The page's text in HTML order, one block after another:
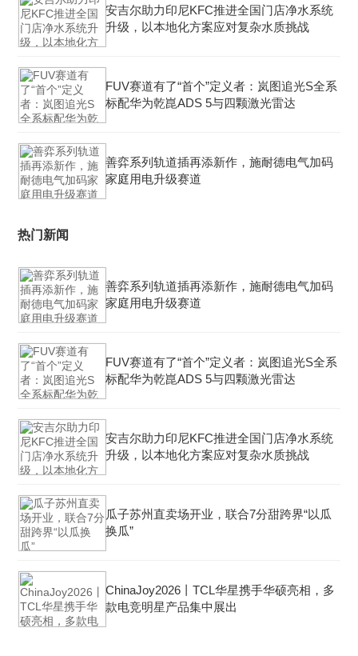
安吉尔助力印尼KFC推进全国门店净水系统
升级，以本地化方案应对复杂水质挑战
FUV赛道有了“首个”定义者：岚图追光S全系
标配华为乾崑ADS 5与四颗激光雷达
善弈系列轨道插再添新作，施耐德电气加码
家庭用电升级赛道
热门新闻
善弈系列轨道插再添新作，施耐德电气加码
家庭用电升级赛道
FUV赛道有了“首个”定义者：岚图追光S全系
标配华为乾崑ADS 5与四颗激光雷达
安吉尔助力印尼KFC推进全国门店净水系统
升级，以本地化方案应对复杂水质挑战
瓜子苏州直卖场开业，联合7分甜跨界“以瓜
换瓜”
ChinaJoy2026丨TCL华星携手华硕亮相，多
款电竞明星产品集中展出